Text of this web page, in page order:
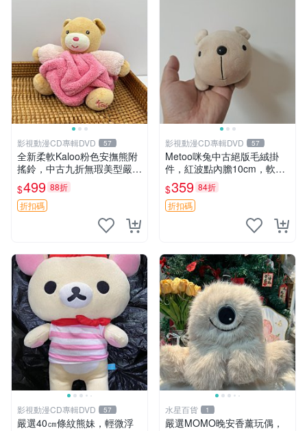
影視動漫CD專輯DVD 57
全新柔軟Kaloo粉色安撫熊附
搖鈴，中古九折無瑕美型嚴選
收藏 粉色 安撫 玩具
$499 88折
折扣碼
影視動漫CD專輯DVD 57
Metoo咪兔中古絕版毛絨掛
件，紅波點內膽10cm，軟糯
宜贈送收藏 咪熊 毛絨 掛件
$359 84折
折扣碼
影視動漫CD專輯DVD 57
嚴選40㎝條紋熊妹，輕微浮
水星百貨 1
嚴選MOMO晚安香薰玩偶，